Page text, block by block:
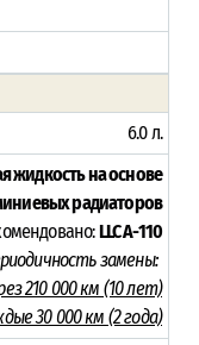
6.0 л.
жидкость на основе
радиаторов
LLC A-110
замены:
210 000 км (10 лет)
30 000 км (2 года)